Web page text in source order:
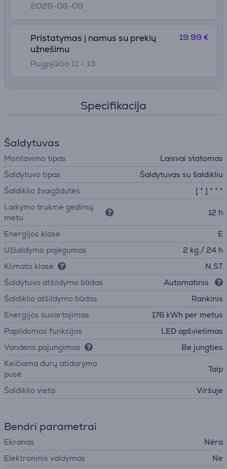
2026-08-09
Pristatymas į namus su prekių
užnešimu
Rugpjūčio 11 - 13
19.99 €
Specifikacija
Šaldytuvas
Montavimo tipas
Laisvai statomas
Šaldytuvo tipas
Šaldytuvas su šaldikliu
Šaldiklio žvaigždutės
[ * ] * * *
Laikymo trukmė gedimų
metu
12 h
Energijos klasė
E
Užšaldymo pajėgumas
2 kg / 24 h
Klimato klasė
N,ST
Šaldytuvo atšildymo būdas
Automatinis
Šaldiklio atšildymo būdas
Rankinis
Energijos suvartojimas
176 kWh per metus
Papildomos funkcijos
LED apšvietimas
Vandens pajungimas
Be jungties
Keičiama durų atidarymo
pusė
Taip
Šaldiklio vieta Viršuje
Bendri parametrai
Ekranas
Nėra
Elektroninis valdymas
Ne